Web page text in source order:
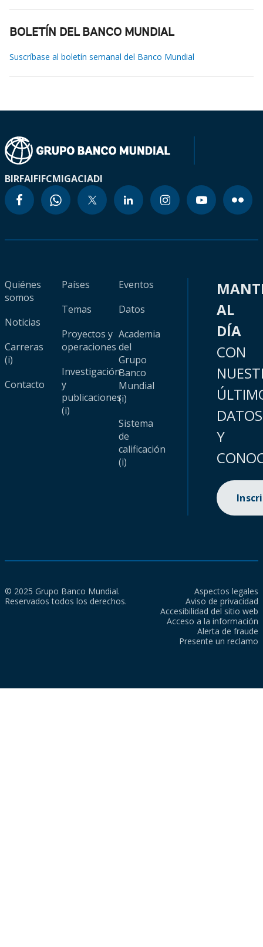
BOLETÍN DEL BANCO MUNDIAL
Suscríbase al boletín semanal del Banco Mundial
BIRFAIFIFCMIGACIADI
Quiénes
somos
Noticias
Carreras
(i)
Contacto
Países
Temas
Proyectos y
operaciones
Investigación
y
publicaciones
(i)
Eventos
Datos
Academia
del
Grupo
Banco
Mundial
(i)
Sistema
de
calificación
(i)
AL
DÍA
CON
DATOS
Y
© 2025 Grupo Banco Mundial.
Reservados todos los derechos.
Aspectos legales
Aviso de privacidad
Accesibilidad del sitio web
Acceso a la información
Alerta de fraude
Presente un reclamo